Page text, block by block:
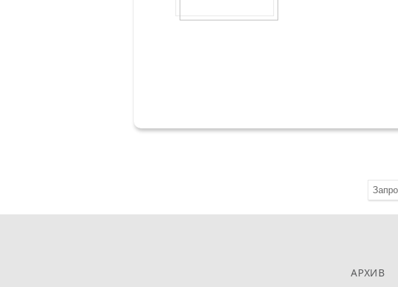
АРХИВ